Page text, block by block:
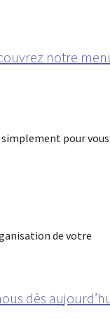
notre
pour vous
de votre
dès